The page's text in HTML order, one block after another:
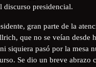
discurso presidencial.
gran parte de la
que no se veían
siquiera pasó por la mesa
Se dio un breve abrazo